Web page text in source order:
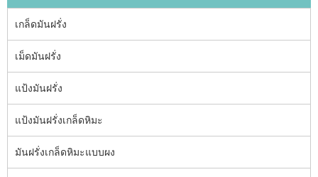
เกล็ดมันฝรั่ง
เม็ดมันฝรั่ง
แป้งมันฝรั่ง
แป้งมันฝรั่งเกล็ดหิมะ
มันฝรั่งเกล็ดหิมะแบบผง